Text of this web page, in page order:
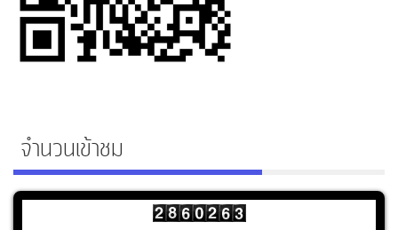
จำนวนเข้าชม